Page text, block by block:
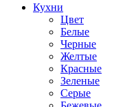
Кухни
Цвет
Белые
Черные
Желтые
Красные
Зеленые
Серые